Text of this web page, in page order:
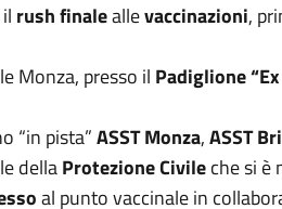
rush finaleallevaccinazioni,
Monza, presso il Padiglione
“in pista”ASST Monza,ASST
dellaProtezione Civileche si è
al punto vaccinale in